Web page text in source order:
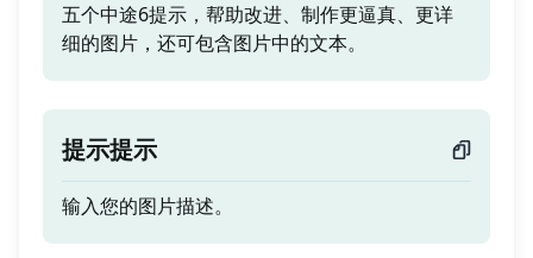
五个中途6提示，帮助改进、制作更逼真、更详
细的图片，还可包含图片中的文本。
提示提示
输入您的图片描述。